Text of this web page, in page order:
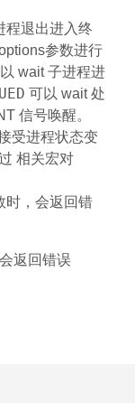
程退出进入终
参数进行
wait 子进程进
可以 wait 处
信号唤醒。
受进程状态变
相关宏对
时，会返回错
返回错误